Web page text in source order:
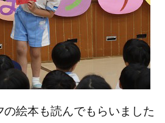
絵本も読んでもらいました